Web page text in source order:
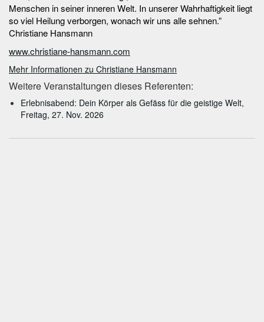
Menschen in seiner inneren Welt. In unserer Wahrhaftigkeit liegt
so viel Heilung verborgen, wonach wir uns alle sehnen.”
Christiane Hansmann
www.christiane-hansmann.com
Mehr Informationen zu Christiane Hansmann
Weitere Veranstaltungen dieses Referenten:
Erlebnisabend: Dein Körper als Gefäss für die geistige Welt,
Freitag, 27. Nov. 2026